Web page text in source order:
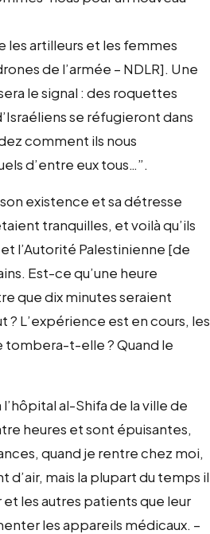
les artilleurs et les femmes
de l’armée – NDLR]. Une
le signal : des roquettes
se réfugieront dans
comment ils nous
d’entre eux tous…”.
existence et sa détresse
tranquilles, et voilà qu’ils
l’Autorité Palestinienne [de
Est-ce qu’une heure
que dix minutes seraient
? L’expérience est en cours, les
tombera-t-elle ? Quand le
l’hôpital al-Shifa de la ville de
heures et sont épuisantes,
quand je rentre chez moi,
mais la plupart du temps il
et les autres patients que leur
les appareils médicaux. –